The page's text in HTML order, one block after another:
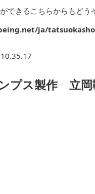
できるこちらからもどう
ja/
プス製作 立岡